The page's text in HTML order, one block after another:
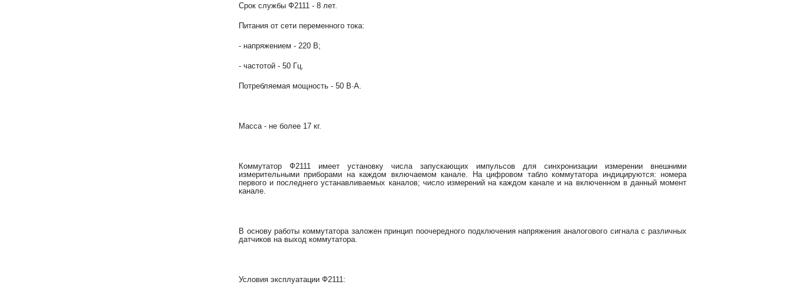
Срок службы Ф2111 - 8 лет.
Питания от сети переменного тока:
- напряжением - 220 В;
- частотой - 50 Гц.
Потребляемая мощность - 50 В·А.
Масса - не более 17 кг.
Коммутатор Ф2111 имеет установку числа запускающих импульсов для синхронизации измерении внешними
измерительными приборами на каждом включаемом канале. На цифровом табло коммутатора индицируются: номера
первого и последнего устанавливаемых каналов; число измерений на каждом канале и на включенном в данный момент
канале.
В основу работы коммутатора заложен принцип поочередного подключения напряжения аналогового сигнала с различных
датчиков на выход коммутатора.
Условия эксплуатации Ф2111: